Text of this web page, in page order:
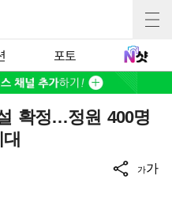
포토
확정…정원 400명
가가